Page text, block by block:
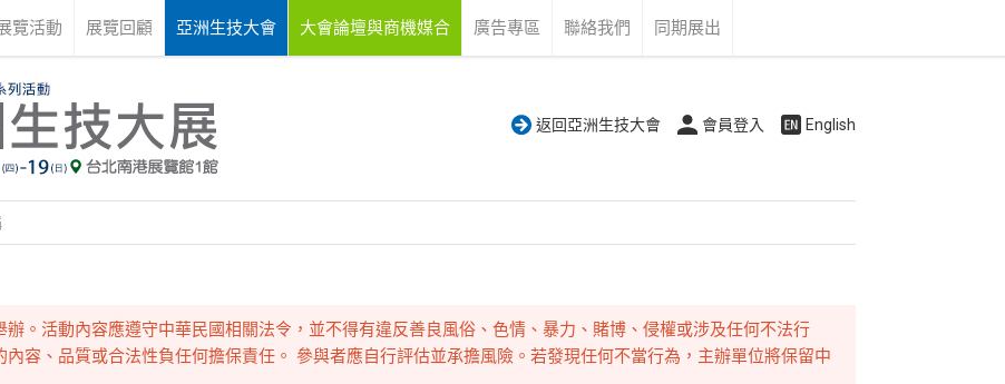
覽活動 展覽回顧 亞洲生技大會 大會論壇與商機媒合 廣告專區 聯絡我們 同期展出
返回亞洲生技大會 會員登入 English
。活動內容應遵守中華民國相關法令，並不得有違反善良風俗、色情、暴力、賭博、侵權或涉及任何不法行
容、品質或合法性負任何擔保責任。 參與者應自行評估並承擔風險。若發現任何不當行為，主辦單位將保留中